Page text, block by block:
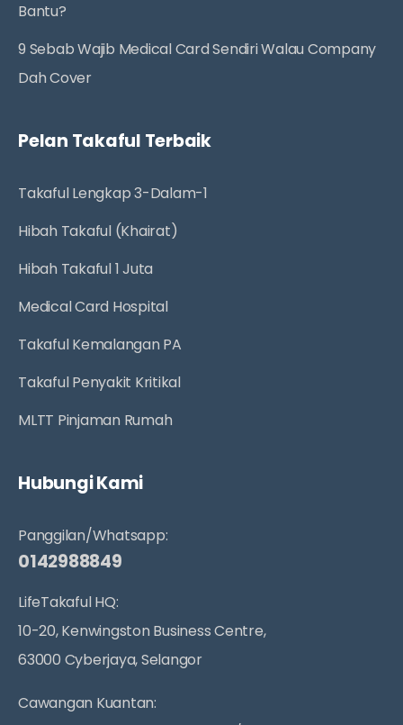
Bantu?
9 Sebab Wajib Medical Card Sendiri Walau Company
Dah Cover
Pelan Takaful Terbaik
Takaful Lengkap 3-Dalam-1
Hibah Takaful (Khairat)
Hibah Takaful 1 Juta
Medical Card Hospital
Takaful Kemalangan PA
Takaful Penyakit Kritikal
MLTT Pinjaman Rumah
Hubungi Kami
Panggilan/Whatsapp:
0142988849
LifeTakaful HQ:
10-20, Kenwingston Business Centre,
63000 Cyberjaya, Selangor
Cawangan Kuantan: